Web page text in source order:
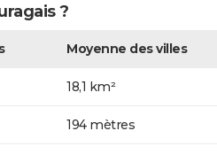
?
Moyenne des villes
18,1 km²
194 mètres